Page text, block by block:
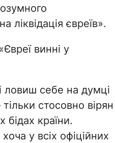
євреїв».
винні у
ловиш себе на думці
стосовно вірян
країни.
у всіх офіційних